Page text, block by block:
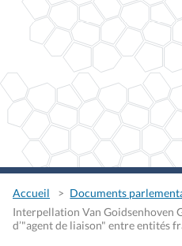
Accueil
Documents
Interpellation Van Goidsenhoven
d’"agent de liaison" entre entités